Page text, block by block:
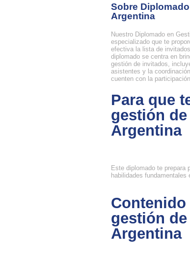
Sobre
Argentina
Nuestro Diplomado en
especializado que te
efectiva la lista de
diplomado se centra en
gestión de invitados,
asistentes y la
cuenten con la
Para que
gestión
Argentina
Este diplomado te prepara
habilidades
gestión
Argentina